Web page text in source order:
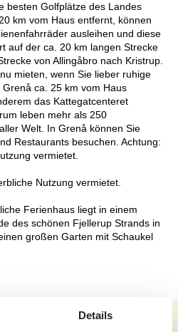
besten Golfplätze des Landes
km vom Haus entfernt, können
ausleihen und diese
auf der ca. 20 km langen Strecke
von Allingåbro nach Kristrup.
mieten, wenn Sie lieber ruhige
ca. 25 km vom Haus
das Kattegatcenteret
leben mehr als 250
Welt. In Grenå können Sie
Restaurants besuchen. Achtung:
vermietet.
Nutzung vermietet.
Ferienhaus liegt in einem
des schönen Fjellerup Strands in
großen Garten mit Schaukel
Details